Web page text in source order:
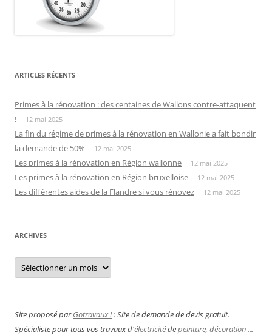
ARTICLES RÉCENTS
Primes à la rénovation : des centaines de Wallons contre-attaquent
!
12 mai 2025
La fin du régime de primes à la rénovation en Wallonie a fait bondir
la demande de 50%
12 mai 2025
Les primes à la rénovation en Région wallonne 12 mai 2025
Les primes à la rénovation en Région bruxelloise 12 mai 2025
Les différentes aides de la Flandre si vous rénovez 12 mai 2025
ARCHIVES
Archives
Site proposé parGotravaux !: Site de demande de devis gratuit.
Spécialiste pour tous vos travaux d'électricitédepeinture, décoration...